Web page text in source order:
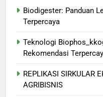
Biodigester: Panduan
Terpercaya
Teknologi
Rekomendasi
REPLIKASI SIRKULAR
AGRIBISNIS